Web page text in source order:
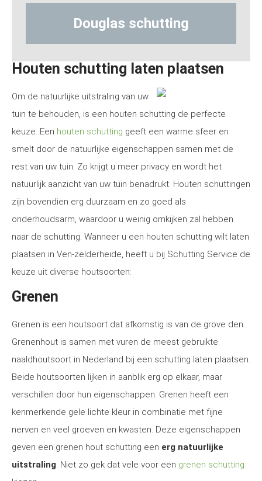
Hout-betonschutting
Houten schutting laten plaatsen
Om de natuurlijke uitstraling van uw
tuin te behouden, is een houten schutting de perfecte
keuze. Een houten schutting geeft een warme sfeer en
smelt door de natuurlijke eigenschappen samen met de
rest van uw tuin. Zo krijgt u meer privacy en wordt het
natuurlijk aanzicht van uw tuin benadrukt. Houten schuttingen
zijn bovendien erg duurzaam en zo goed als
onderhoudsarm, waardoor u weinig omkijken zal hebben
naar de schutting. Wanneer u een houten schutting wilt laten
plaatsen in Ven-zelderheide, heeft u bij Schutting Service de
keuze uit diverse houtsoorten:
Grenen
Grenen is een houtsoort dat afkomstig is van de grove den.
Grenenhout is samen met vuren de meest gebruikte
naaldhoutsoort in Nederland bij een schutting laten plaatsen.
Beide houtsoorten lijken in aanblik erg op elkaar, maar
verschillen door hun eigenschappen. Grenen heeft een
kenmerkende gele lichte kleur in combinatie met fijne
nerven en veel groeven en kwasten. Deze eigenschappen
geven een grenen hout schutting een erg natuurlijke
uitstraling. Niet zo gek dat vele voor een grenen schutting